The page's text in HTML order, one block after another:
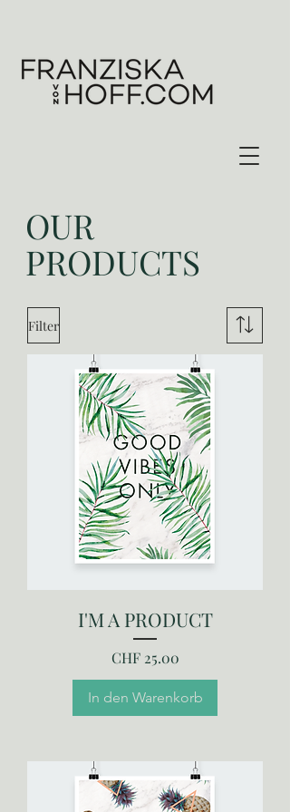
OUR
PRODUCTS
Filter
I'M A PRODUCT
Preis
CHF 25.00
In den Warenkorb